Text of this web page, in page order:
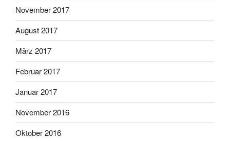
November 2017
August 2017
März 2017
Februar 2017
Januar 2017
November 2016
Oktober 2016